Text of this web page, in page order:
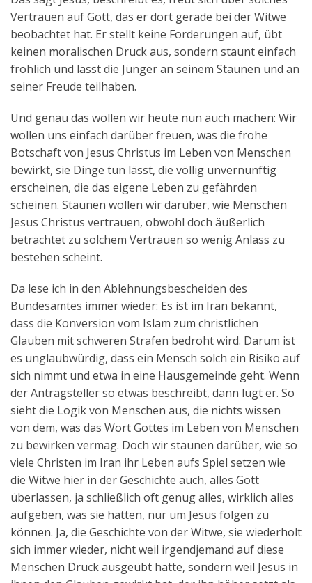
Vertrauen auf Gott, das er dort gerade bei der Witwe
beobachtet hat. Er stellt keine Forderungen auf, übt
keinen moralischen Druck aus, sondern staunt einfach
fröhlich und lässt die Jünger an seinem Staunen und an
seiner Freude teilhaben.
Und genau das wollen wir heute nun auch machen: Wir
wollen uns einfach darüber freuen, was die frohe
Botschaft von Jesus Christus im Leben von Menschen
bewirkt, sie Dinge tun lässt, die völlig unvernünftig
erscheinen, die das eigene Leben zu gefährden
scheinen. Staunen wollen wir darüber, wie Menschen
Jesus Christus vertrauen, obwohl doch äußerlich
betrachtet zu solchem Vertrauen so wenig Anlass zu
bestehen scheint.
Da lese ich in den Ablehnungsbescheiden des
Bundesamtes immer wieder: Es ist im Iran bekannt,
dass die Konversion vom Islam zum christlichen
Glauben mit schweren Strafen bedroht wird. Darum ist
es unglaubwürdig, dass ein Mensch solch ein Risiko auf
sich nimmt und etwa in eine Hausgemeinde geht. Wenn
der Antragsteller so etwas beschreibt, dann lügt er. So
sieht die Logik von Menschen aus, die nichts wissen
von dem, was das Wort Gottes im Leben von Menschen
zu bewirken vermag. Doch wir staunen darüber, wie so
viele Christen im Iran ihr Leben aufs Spiel setzen wie
die Witwe hier in der Geschichte auch, alles Gott
überlassen, ja schließlich oft genug alles, wirklich alles
aufgeben, was sie hatten, nur um Jesus folgen zu
können. Ja, die Geschichte von der Witwe, sie wiederholt
sich immer wieder, nicht weil irgendjemand auf diese
Menschen Druck ausgeübt hätte, sondern weil Jesus in